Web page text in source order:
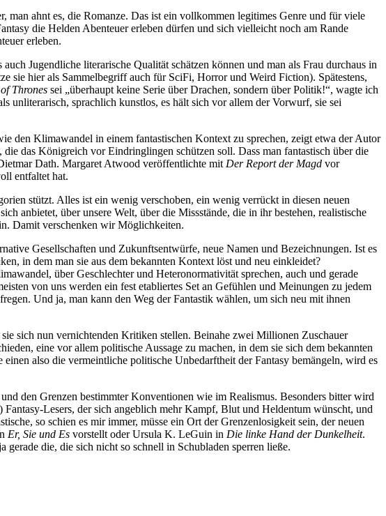
man ahnt es, die Romanze. Das ist ein vollkommen legitimes Genre und für viele
die Helden Abenteuer erleben dürfen und sich vielleicht noch am Rande
erleben.
Jugendliche literarische Qualität schätzen können und man als Frau durchaus in
sie hier als Sammelbegriff auch für SciFi, Horror und Weird Fiction). Spätestens,
Thrones sei „überhaupt keine Serie über Drachen, sondern über Politik!“, wagte ich
unliterarisch, sprachlich kunstlos, es hält sich vor allem der Vorwurf, sie sei
den Klimawandel in einem fantastischen Kontext zu sprechen, zeigt etwa der Autor
das Königreich vor Eindringlingen schützen soll. Dass man fantastisch über die
Dath. Margaret Atwood veröffentlichte mit Der Report der Magd vor
entfaltet hat.
stützt. Alles ist ein wenig verschoben, ein wenig verrückt in diesen neuen
anbietet, über unsere Welt, über die Missstände, die in ihr bestehen, realistische
Damit verschenken wir Möglichkeiten.
Gesellschaften und Zukunftsentwürfe, neue Namen und Bezeichnungen. Ist es
in dem man sie aus dem bekannten Kontext löst und neu einkleidet?
über Geschlechter und Heteronormativität sprechen, auch und gerade
von uns werden ein fest etabliertes Set an Gefühlen und Meinungen zu jedem
Und ja, man kann den Weg der Fantastik wählen, um sich neu mit ihnen
sich nun vernichtenden Kritiken stellen. Beinahe zwei Millionen Zuschauer
eine vor allem politische Aussage zu machen, in dem sie sich dem bekannten
also die vermeintliche politische Unbedarftheit der Fantasy bemängeln, wird es
den Grenzen bestimmter Konventionen wie im Realismus. Besonders bitter wird
Lesers, der sich angeblich mehr Kampf, Blut und Heldentum wünscht, und
so schien es mir immer, müsse ein Ort der Grenzenlosigkeit sein, der neuen
Er, Sie und Es vorstellt oder Ursula K. LeGuin in Die linke Hand der Dunkelheit.
gerade die, die sich nicht so schnell in Schubladen sperren ließe.